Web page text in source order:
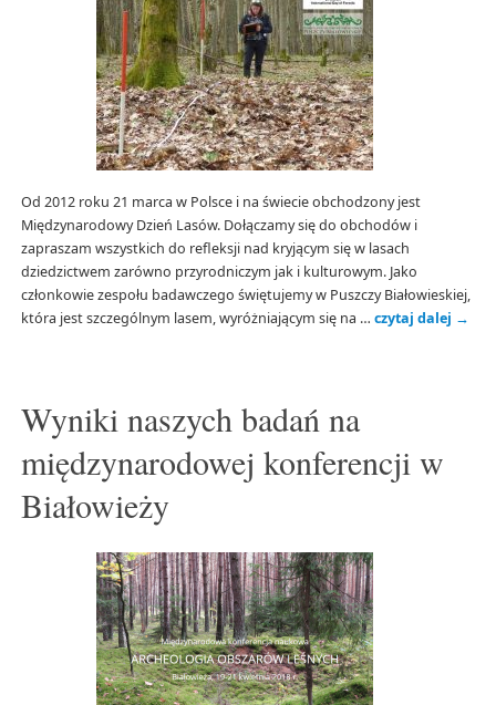
Od 2012 roku 21 marca w Polsce i na świecie obchodzony jest
Międzynarodowy Dzień Lasów. Dołączamy się do obchodów i
zapraszam wszystkich do refleksji nad kryjącym się w lasach
dziedzictwem zarówno przyrodniczym jak i kulturowym. Jako
członkowie zespołu badawczego świętujemy w Puszczy Białowieskiej,
która jest szczególnym lasem, wyróżniającym się na … czytaj dalej →
Wyniki naszych badań na
międzynarodowej konferencji w
Białowieży